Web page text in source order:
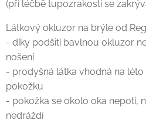
(při léčbě tupozrakosti se
Látkový okluzor na brýle od
- díky podšití bavlnou okluzor
nošení
- prodyšná látka vhodná na
pokožku
- pokožka se okolo oka nepotí,
nedráždí